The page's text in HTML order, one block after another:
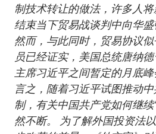
制技术转让的做法，许多人
结束当下贸易战谈判中向华盛
然而，与此同时，贸易协议
员已经证实，美国总统唐纳
主席习近平之间暂定的月底
言之，随着习近平试图推动
制，有关中国共产党如何继续
然不断。 为了解外国投资法